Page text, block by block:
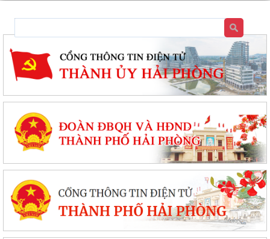
Đặc khu Cát Hải đẩy mạnh cải cách hành chính, nâng cao chất lượng
phục vụ người dân và doanh nghiệp
Thông báo tuyển sinh trình độ trung cấp, cao đẳng năm 2026 của
Trường Cao đẳng Kỹ thuật Hải Phòng
Tổ đại biểu số 09 HĐND thành phố Hải Phòng tiếp xúc cử tri sau Kỳ họp
thường lệ giữa năm 2026
Đặc khu Cát Hải triển khai Chương trình quốc gia về an toàn trong sử
dụng điện giai đoạn 2026 - 2035
Khơi dậy tiềm năng, phát huy sức mạnh kinh tế tư nhân tại đặc khu Cát